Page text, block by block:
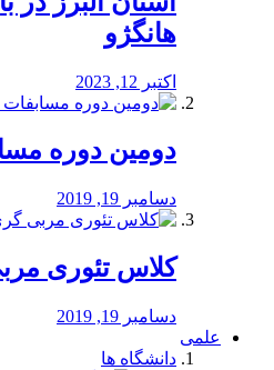
هانگژو
اکتبر 12, 2023
دومین دوره
دسامبر 19, 2019
کلاس تئوری مربی
دسامبر 19, 2019
علمی
دانشگاه ها